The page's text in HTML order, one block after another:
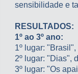
sensibilidade e
RESULTADOS:
1º ao 3º ano:
1º lugar:
2º lugar: "Dias",
3º lugar: "Os